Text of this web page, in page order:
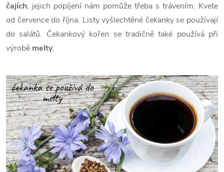
čajích, jejich popíjení nám pomůže třeba s trávením. Kvete
od července do října. Listy vyšlechtěné čekanky se používají
do salátů. Čekankový kořen se tradičně také používá při
výrobě melty.